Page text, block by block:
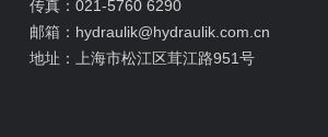
传真： 021-5760 6290
邮箱： hydraulik@hydraulik.com.cn
地址：
上海市松江区茸江路951号